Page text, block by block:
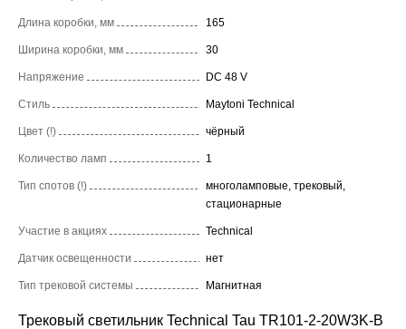
Длина коробки, мм 165
Ширина коробки, мм 30
Напряжение DC 48 V
Стиль Maytoni Technical
Цвет (!) чёрный
Количество ламп 1
Тип спотов (!)
многоламповые, трековый,
стационарные
Участие в акциях Technical
Датчик освещенности нет
Тип трековой системы Магнитная
Трековый светильник Technical Tau TR101-2-20W3K-B